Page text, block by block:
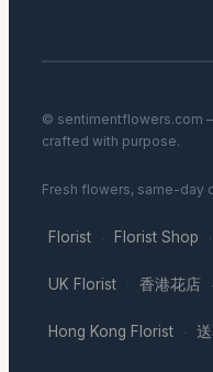
© sentimentflowers.com
crafted with purpose.
Fresh flowers, same-day
Florist · Florist Shop ·
UK Florist · 香港花店 ·
Hong Kong Florist ·